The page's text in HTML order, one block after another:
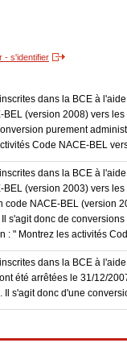
- s'identifier
dans la BCE à
BEL (version 2008) vers
purement
Code NACE-BEL
dans la BCE à
BEL (version 2003) vers
code NACE-BEL (version
s'agit donc de
: " Montrez les activités
dans la BCE à
été arrêtées le 31/12/
Il s'agit donc d'une